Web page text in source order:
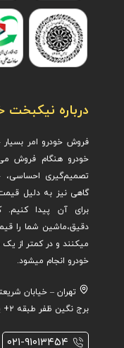
درباره نیکبخت
فروش خودرو امر
خودرو هنگام فروش
تصمیم‌گیری احساسی،
گاهی نیز به دلیل
برای آن پیدا کنیم.
دقیق،ماشین شما را
میکنند و در کمتر از
خودرو انجام میشود.
تهران – خیابان
برج نگین ظفر طبقه ۲+ پارکینگ
۰۲۱-۹۱۰۱۳۴۵۴